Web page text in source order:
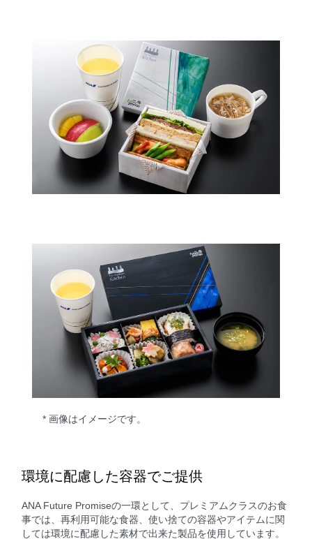
* 画像はイメージです。
環境に配慮した容器でご提供
ANA Future Promiseの一環として、プレミアムクラスのお食
事では、再利用可能な食器、使い捨ての容器やアイテムに関
しては環境に配慮した素材で出来た製品を使用しています。